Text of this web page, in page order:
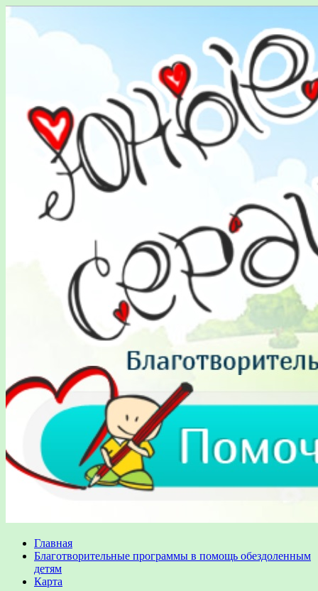
Главная
Благотворительные программы в помощь обездоленным
детям
Карта